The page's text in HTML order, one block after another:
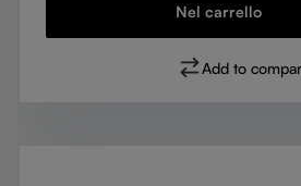
Nel carrello
Add to